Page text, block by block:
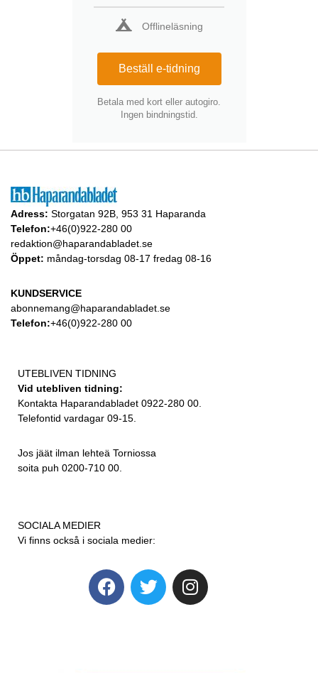
Offlineläsning
Beställ e-tidning
Betala med kort eller autogiro.
Ingen bindningstid.
Adress: Storgatan 92B, 953 31 Haparanda
Telefon:+46(0)922-280 00
redaktion@haparandabladet.se
Öppet: måndag-torsdag 08-17 fredag 08-16
KUNDSERVICE
abonnemang@haparandabladet.se
Telefon:+46(0)922-280 00
UTEBLIVEN TIDNING
Vid utebliven tidning:
Kontakta Haparandabladet 0922-280 00.
Telefontid vardagar 09-15.
Jos jäät ilman lehteä Torniossa
soita puh 0200-710 00.
SOCIALA MEDIER
Vi finns också i sociala medier: